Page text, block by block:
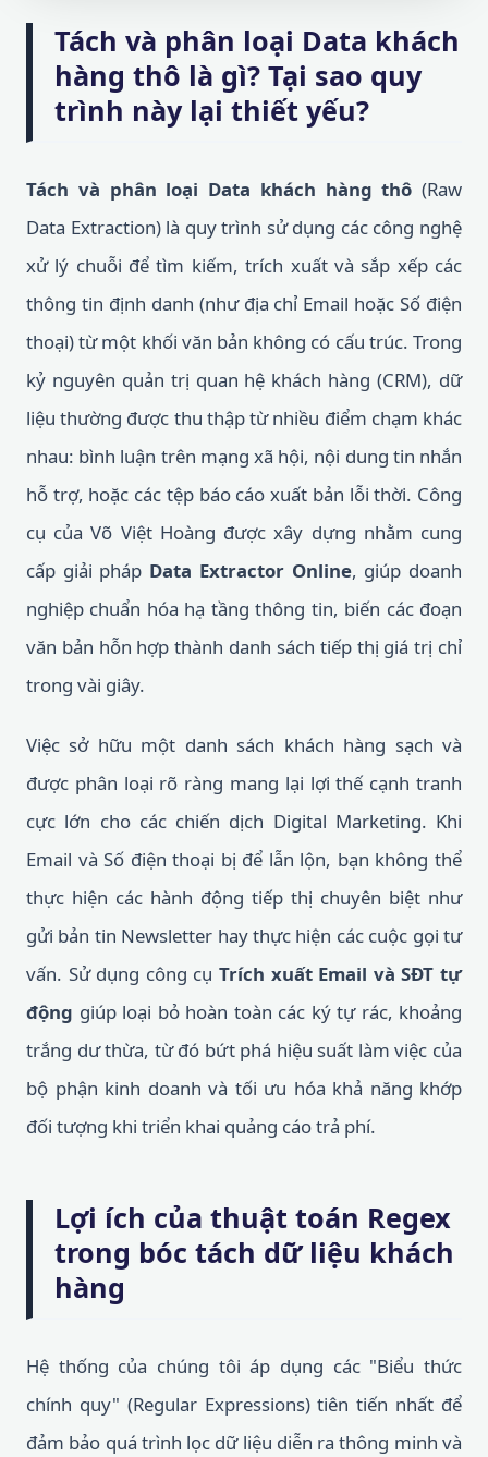
Tách và phân loại Data khách
hàng thô là gì? Tại sao quy
trình này lại thiết yếu?
Tách và phân loại Data khách hàng thô (Raw
Data Extraction) là quy trình sử dụng các công nghệ
xử lý chuỗi để tìm kiếm, trích xuất và sắp xếp các
thông tin định danh (như địa chỉ Email hoặc Số điện
thoại) từ một khối văn bản không có cấu trúc. Trong
kỷ nguyên quản trị quan hệ khách hàng (CRM), dữ
liệu thường được thu thập từ nhiều điểm chạm khác
nhau: bình luận trên mạng xã hội, nội dung tin nhắn
hỗ trợ, hoặc các tệp báo cáo xuất bản lỗi thời. Công
cụ của Võ Việt Hoàng được xây dựng nhằm cung
cấp giải pháp Data Extractor Online, giúp doanh
nghiệp chuẩn hóa hạ tầng thông tin, biến các đoạn
văn bản hỗn hợp thành danh sách tiếp thị giá trị chỉ
trong vài giây.
Việc sở hữu một danh sách khách hàng sạch và
được phân loại rõ ràng mang lại lợi thế cạnh tranh
cực lớn cho các chiến dịch Digital Marketing. Khi
Email và Số điện thoại bị để lẫn lộn, bạn không thể
thực hiện các hành động tiếp thị chuyên biệt như
gửi bản tin Newsletter hay thực hiện các cuộc gọi tư
vấn. Sử dụng công cụ Trích xuất Email và SĐT tự
động giúp loại bỏ hoàn toàn các ký tự rác, khoảng
trắng dư thừa, từ đó bứt phá hiệu suất làm việc của
bộ phận kinh doanh và tối ưu hóa khả năng khớp
đối tượng khi triển khai quảng cáo trả phí.
Lợi ích của thuật toán Regex
trong bóc tách dữ liệu khách
hàng
Hệ thống của chúng tôi áp dụng các "Biểu thức
chính quy" (Regular Expressions) tiên tiến nhất để
đảm bảo quá trình lọc dữ liệu diễn ra thông minh và